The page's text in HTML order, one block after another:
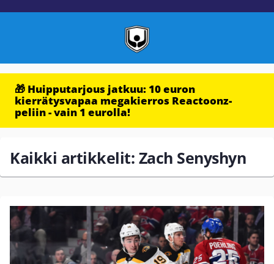
🎁 Huipputarjous jatkuu: 10 euron
kierrätysvapaa megakierros Reactoonz-
peliin - vain 1 eurolla!
Kaikki artikkelit: Zach Senyshyn